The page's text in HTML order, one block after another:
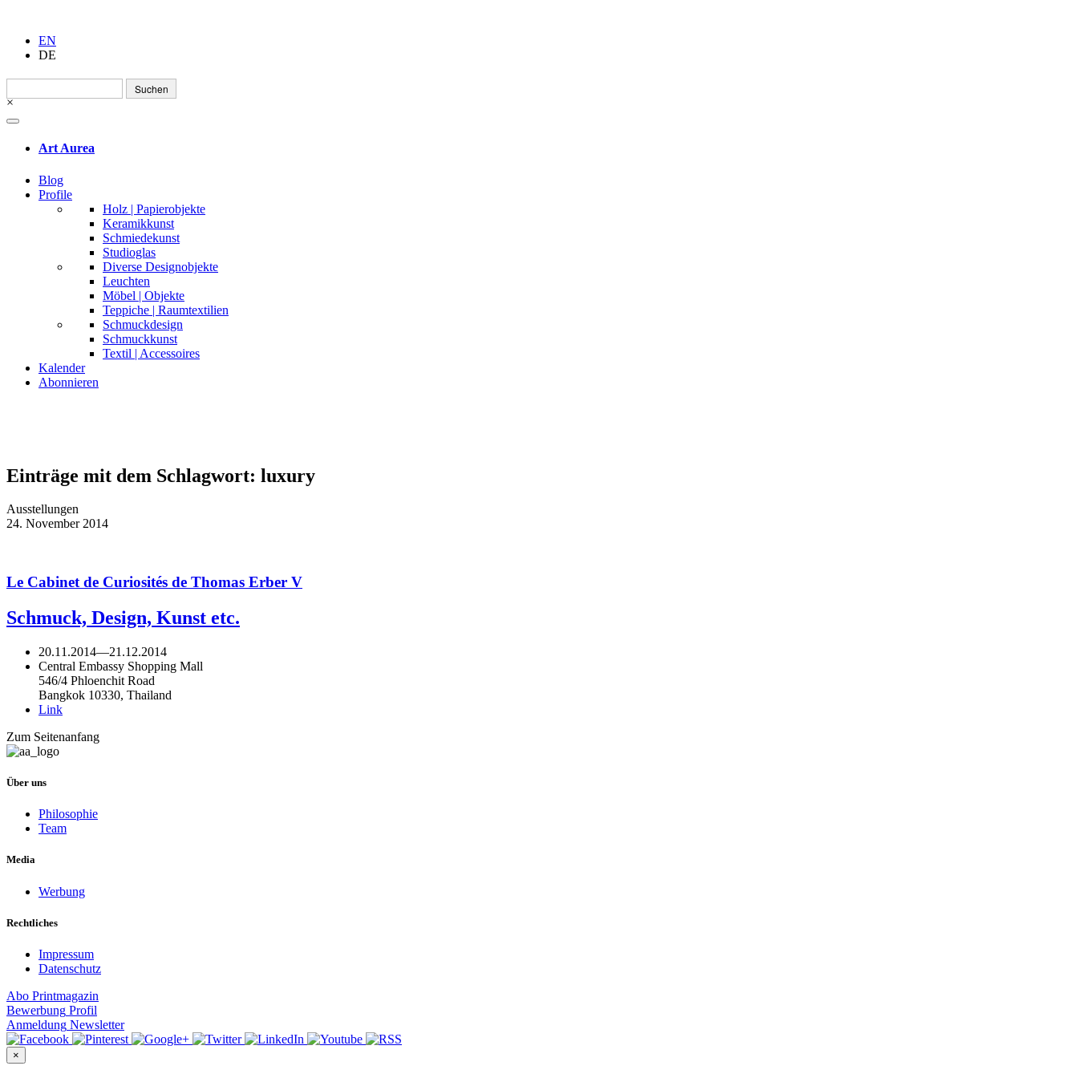
EN
DE
Suchen
nach:
×
Art Aurea
Blog
Profile
Holz | Papierobjekte
Keramikkunst
Schmiedekunst
Studioglas
Diverse Designobjekte
Leuchten
Möbel | Objekte
Teppiche | Raumtextilien
Schmuckdesign
Schmuckkunst
Textil | Accessoires
Kalender
Abonnieren
Einträge mit dem Schlagwort: luxury
Ausstellungen
24. November 2014
Le Cabinet de Curiosités de Thomas Erber V
Schmuck, Design, Kunst etc.
20.11.2014—21.12.2014
Central Embassy Shopping Mall
546/4 Phloenchit Road
Bangkok 10330, Thailand
Link
Zum Seitenanfang
Über uns
Philosophie
Team
Media
Werbung
Rechtliches
Impressum
Datenschutz
Abo Printmagazin
Bewerbung Profil
Anmeldung Newsletter
×